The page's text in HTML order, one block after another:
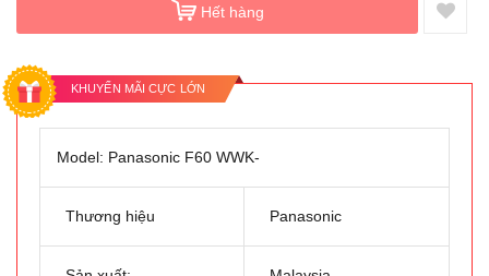
Hết hàng
KHUYẾN MÃI CỰC LỚN
Model: Panasonic F60 WWK-
Thương hiệu Panasonic